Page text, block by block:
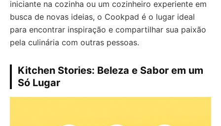
iniciante na cozinha ou um cozinheiro experiente em
busca de novas ideias, o Cookpad é o lugar ideal
para encontrar inspiração e compartilhar sua paixão
pela culinária com outras pessoas.
Kitchen Stories: Beleza e Sabor em um
Só Lugar